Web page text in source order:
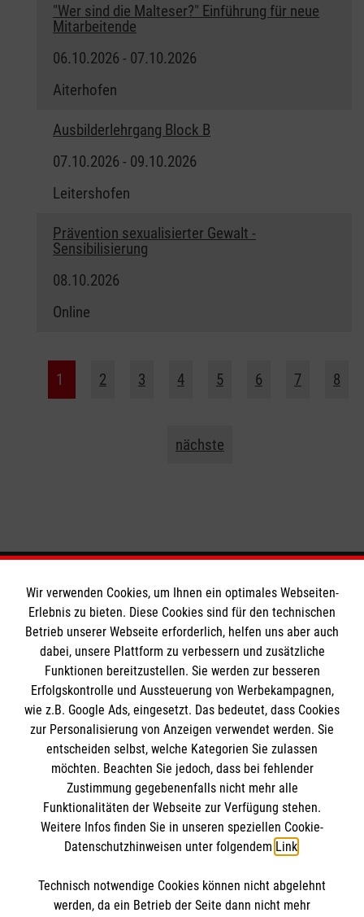
"Wer sind die Malteser?" Einführung für neue
Mitarbeitende
06.10.2026 - 07.10.2026
Aiterhofen
Ausbilderlehrgang Block B
07.10.2026 - 09.10.2026
Leitershofen
Prävention sexualisierter Gewalt -
Sensibilisierung
08.10.2026
Online
1 2 3 4 5 6 7 8
nächste
Informationen
Impressum
Datenschutz
Kontakt
Barrierefreiheit
Die Malteser
Malteser in Deutschland
Malteserorden
Sharepoint
Spendenkonto
Empfänger: Malteser Hilfsdienst e.V.
IBAN: DE95 3706 0120 1201 2005 19
So finden Sie uns
Wir verwenden Cookies, um Ihnen ein optimales Webseiten-
Erlebnis zu bieten. Diese Cookies sind für den technischen
Betrieb unserer Webseite erforderlich, helfen uns aber auch
dabei, unsere Plattform zu verbessern und zusätzliche
Funktionen bereitzustellen. Sie werden zur besseren
Erfolgskontrolle und Aussteuerung von Werbekampagnen,
wie z.B. Google Ads, eingesetzt. Das bedeutet, dass Cookies
zur Personalisierung von Anzeigen verwendet werden. Sie
entscheiden selbst, welche Kategorien Sie zulassen
möchten. Beachten Sie jedoch, dass bei fehlender
Zustimmung gegebenenfalls nicht mehr alle
Funktionalitäten der Webseite zur Verfügung stehen.
Weitere Infos finden Sie in unseren speziellen Cookie-
Datenschutzhinweisen unter folgendem Link.
Technisch notwendige Cookies können nicht abgelehnt
werden, da ein Betrieb der Seite dann nicht mehr